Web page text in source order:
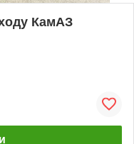
КамАЗ